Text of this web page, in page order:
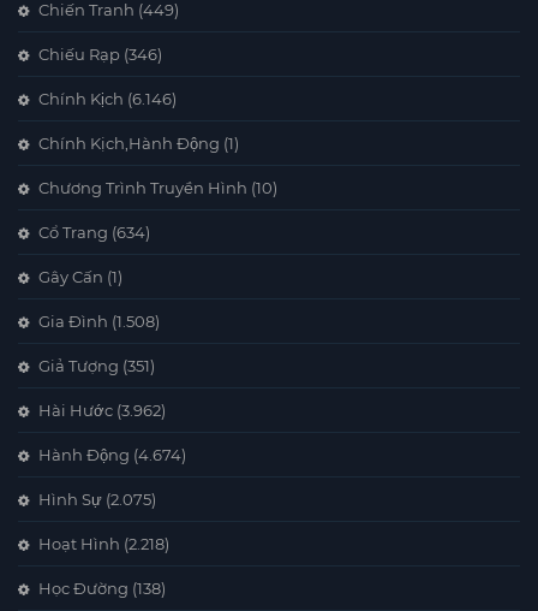
Chiến Tranh (449)
Chiếu Rạp (346)
Chính Kịch (6.146)
Chính Kịch,Hành Động (1)
Chương Trình Truyền Hình (10)
Cổ Trang (634)
Gây Cấn (1)
Gia Đình (1.508)
Giả Tượng (351)
Hài Hước (3.962)
Hành Động (4.674)
Hình Sự (2.075)
Hoạt Hình (2.218)
Học Đường (138)